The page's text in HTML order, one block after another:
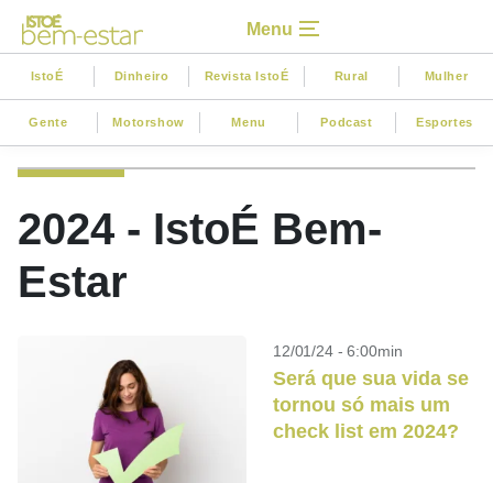
Menu
IstoÉ Dinheiro Revista IstoÉ Rural Mulher
Gente Motorshow Menu Podcast Esportes
2024 - IstoÉ Bem-
Estar
12/01/24 - 6:00min
Será que sua vida se
tornou só mais um
check list em 2024?